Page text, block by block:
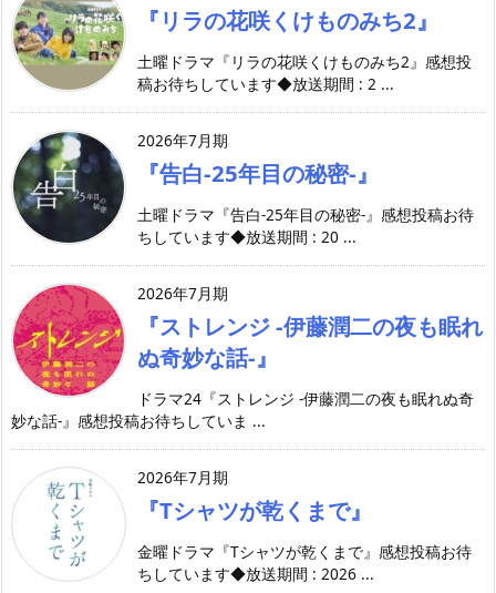
『リラの花咲くけものみち2』
土曜ドラマ『リラの花咲くけものみち2』感想投
稿お待ちしています◆放送期間 : 2 ...
2026年7月期
『告白-25年目の秘密-』
土曜ドラマ『告白-25年目の秘密-』感想投稿お待
ちしています◆放送期間 : 20 ...
2026年7月期
『ストレンジ -伊藤潤二の夜も眠れ
ぬ奇妙な話-』
ドラマ24『ストレンジ -伊藤潤二の夜も眠れぬ奇
妙な話-』感想投稿お待ちしていま ...
2026年7月期
『Tシャツが乾くまで』
金曜ドラマ『Tシャツが乾くまで』感想投稿お待
ちしています◆放送期間 : 2026 ...